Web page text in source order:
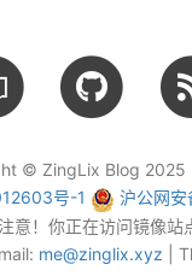
© ZingLix Blog 2025 |
号-1
沪公网
注意！你正在访问镜像站
me@zinglix.xyz |